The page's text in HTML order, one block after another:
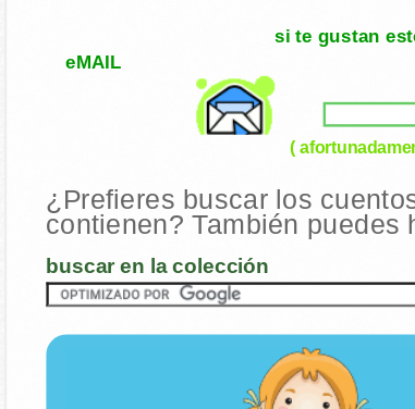
si te gustan
eMAIL
(
¿Prefieres buscar los
contienen? También
buscar en la colección